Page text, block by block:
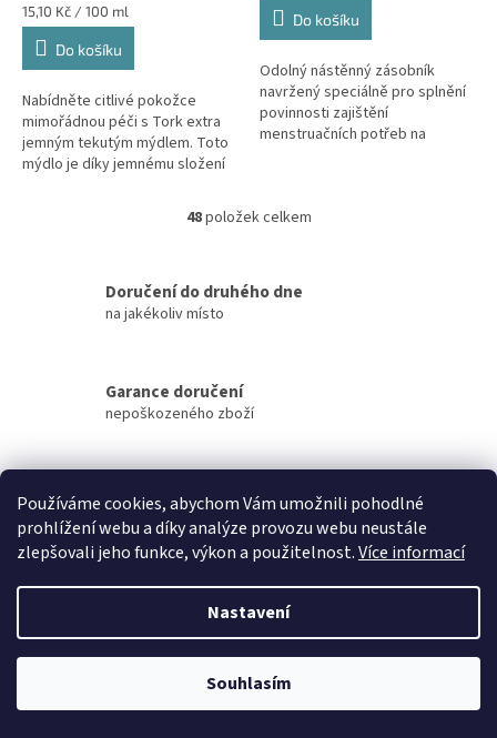
Používáme cookies, abychom Vám umožnili pohodlné
prohlížení webu a díky analýze provozu webu neustále
zlepšovali jeho funkce, výkon a použitelnost.Více informací
Nastavení
Souhlasím
Měrná
cena:
15,10 Kč / 100 ml
Do košíku
Nabídněte citlivé pokožce
mimořádnou péči s Tork extra
jemným tekutým mýdlem. Toto
mýdlo je díky jemnému složení
Do košíku
Odolný nástěnný zásobník
navržený speciálně pro splnění
povinnosti zajištění
menstruačních potřeb na
O
á
r
k
v
ý
p
i
s
u
48položek celkem
Doručení do druhého dne
na jakékoliv místo
Garance doručení
nepoškozeného zboží
Při objednávce nad 3000,- Kč
po celé ČR
Vrácení zboží do 30 dnů
zboží musí být vráceno kompletní a nepoškozené